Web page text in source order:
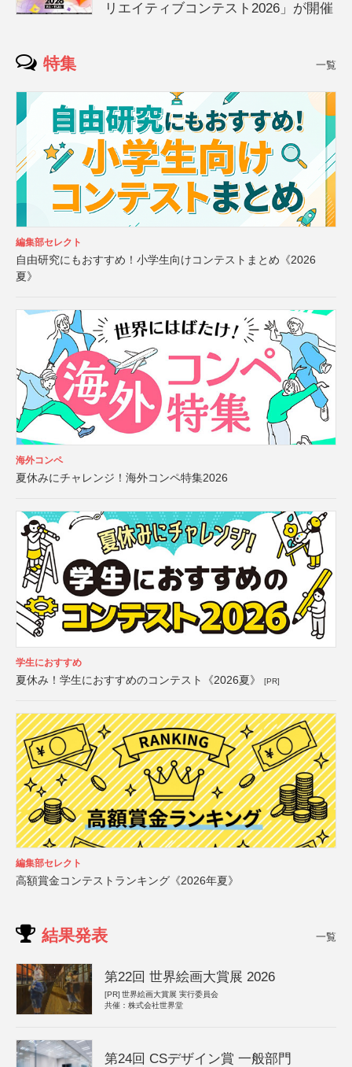
リエイティブコンテスト2026」が開催
特集 一覧
編集部セレクト
自由研究にもおすすめ！小学生向けコンテストまとめ《2026
夏》
海外コンペ
夏休みにチャレンジ！海外コンペ特集2026
学生におすすめ
夏休み！学生におすすめのコンテスト《2026夏》 [PR]
編集部セレクト
高額賞金コンテストランキング《2026年夏》
結果発表 一覧
第22回 世界絵画大賞展 2026
[PR] 世界絵画大賞展 実行委員会
共催：株式会社世界堂
第24回 CSデザイン賞 一般部門